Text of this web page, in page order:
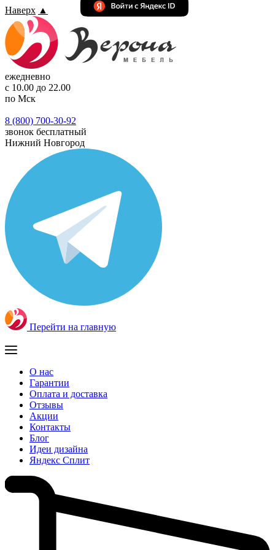
Наверх ▲
ежедневно
с 10.00 до 22.00
по Мск
8 (800) 700-30-92
звонок бесплатный
Нижний Новгород
Перейти на главную
О нас
Гарантии
Оплата и доставка
Отзывы
Акции
Контакты
Блог
Идеи дизайна
Яндекс Сплит